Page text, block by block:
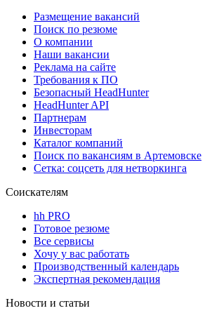
Размещение вакансий
Поиск по резюме
О компании
Наши вакансии
Реклама на сайте
Требования к ПО
Безопасный HeadHunter
HeadHunter API
Партнерам
Инвесторам
Каталог компаний
Поиск по вакансиям в Артемовске
Сетка: соцсеть для нетворкинга
Соискателям
hh PRO
Готовое резюме
Все сервисы
Хочу у вас работать
Производственный календарь
Экспертная рекомендация
Новости и статьи